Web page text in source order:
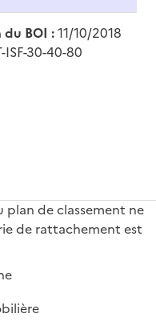
BOI :11/10/2018
ISF-30-40-80
pdf
LinkedIn
plan de classement ne
de rattachement est